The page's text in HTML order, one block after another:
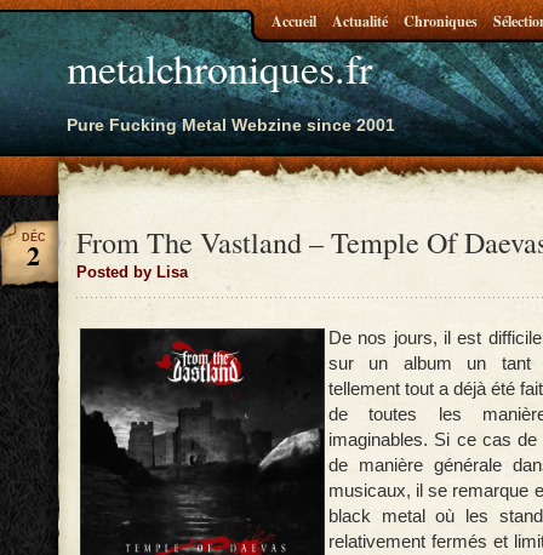
metalchroniques.fr
Pure Fucking Metal Webzine since 2001
Accueil Actualité Chroniques
From The Vastland – Temple Of
Posted by Lisa
DÉC
2
De nos jours, il est
sur un album un tant
tellement tout a déjà été
de toutes les
imaginables. Si ce cas
de manière générale
musicaux, il se remarque
black metal où les
relativement fermés et